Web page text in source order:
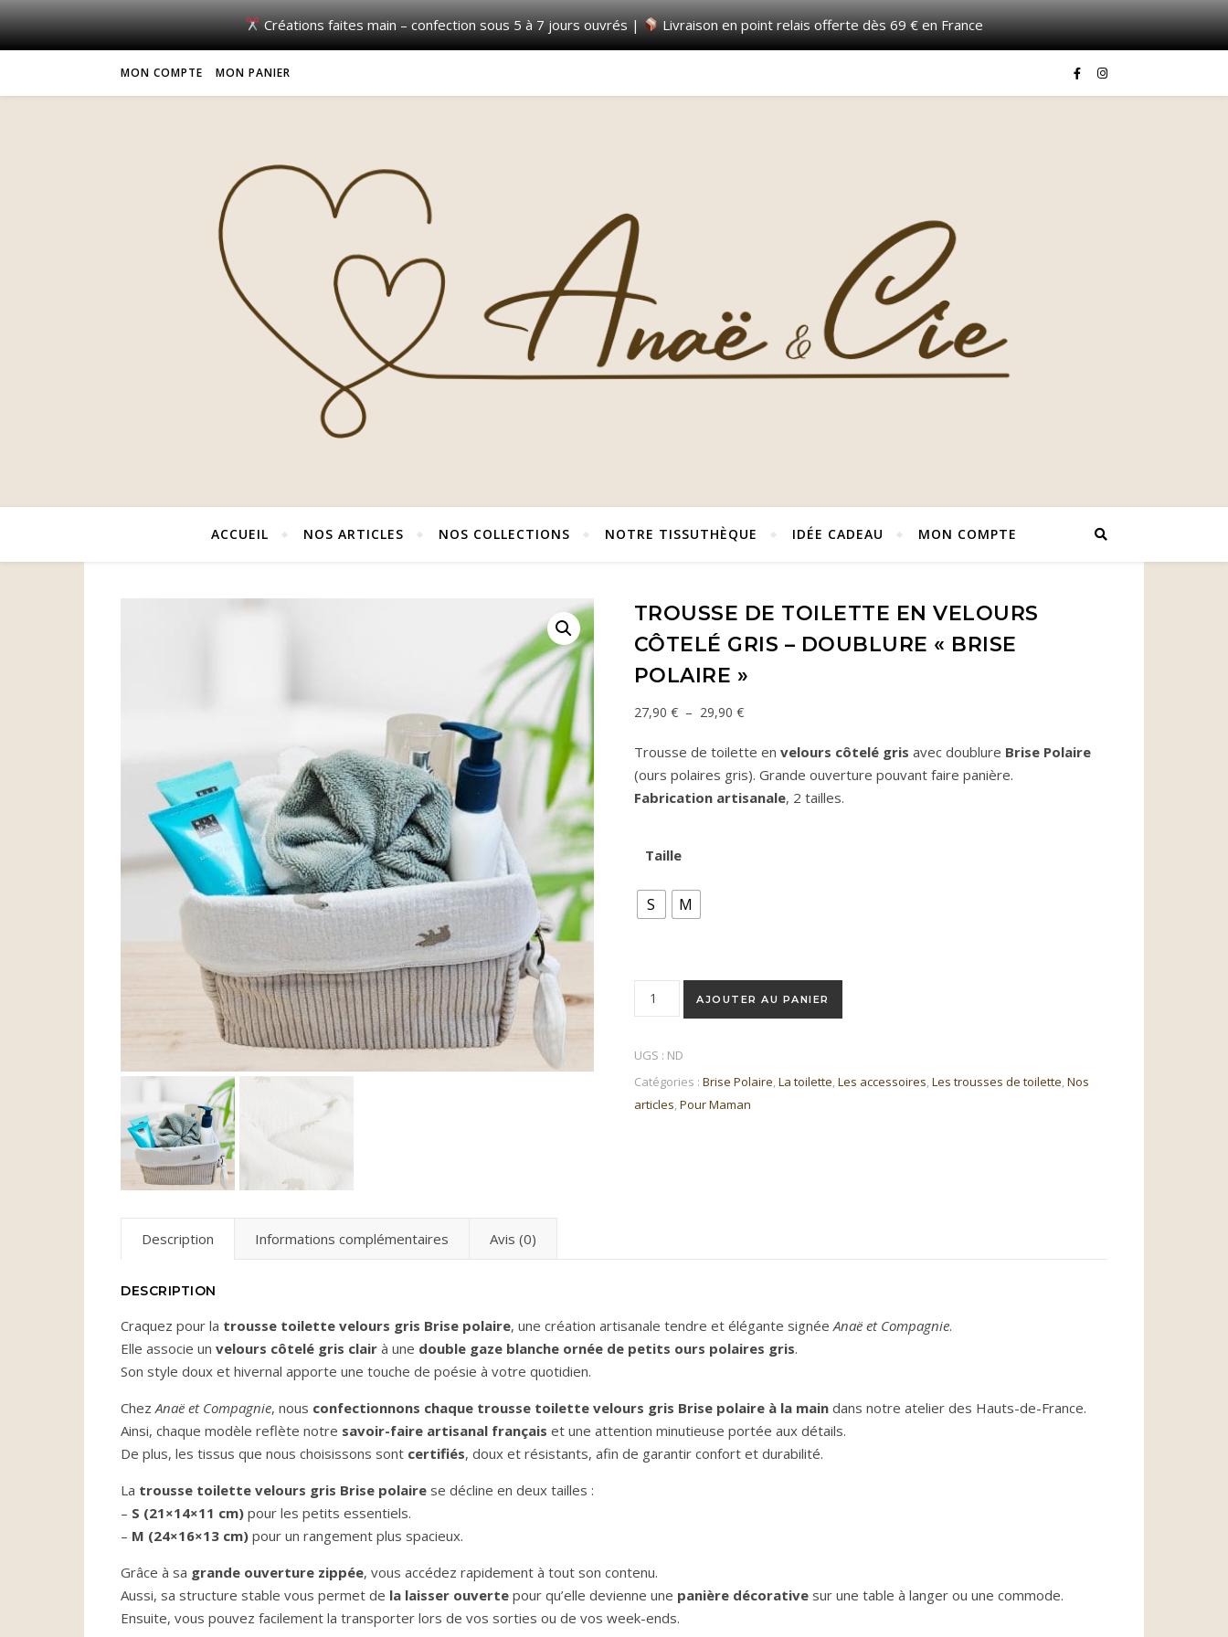
Créations faites main – confection sous 5 à 7 jours ouvrés | Livraison en point relais offerte dès 69 € en France
MON COMPTE MON PANIER
ACCUEIL NOS ARTICLES NOS COLLECTIONS NOTRE TISSUTHÈQUE IDÉE CADEAU MON COMPTE
TROUSSE DE TOILETTE EN VELOURS
CÔTELÉ GRIS – DOUBLURE « BRISE
POLAIRE »
27,90 € – 29,90 €Plage de prix : 27,90 € à 29,90 €
Trousse de toilette en velours côtelé gris avec doublure Brise Polaire
(ours polaires gris). Grande ouverture pouvant faire panière.
Fabrication artisanale, 2 tailles.
Taille
S M
quantité de Trousse de toilette en velours côtelé gris – Doublure « Brise Polaire »
AJOUTER AU PANIER
UGS : ND
Catégories : Brise Polaire,La toilette,Les accessoires,Les trousses de toilette,Nos
articles,Pour Maman
Description Informations complémentaires Avis (0)
DESCRIPTION
Craquez pour la trousse toilette velours gris Brise polaire, une création artisanale tendre et élégante signéeAnaë et Compagnie.
Elle associe un velours côtelé gris clair à une double gaze blanche ornée de petits ours polaires gris.
Son style doux et hivernal apporte une touche de poésie à votre quotidien.
ChezAnaë et Compagnie, nous confectionnons chaque trousse toilette velours gris Brise polaire à la main dans notre atelier des Hauts-de-France.
Ainsi, chaque modèle reflète notre savoir-faire artisanal français et une attention minutieuse portée aux détails.
De plus, les tissus que nous choisissons sont certifiés, doux et résistants, afin de garantir confort et durabilité.
La trousse toilette velours gris Brise polaire se décline en deux tailles :
– S (21×14×11 cm) pour les petits essentiels.
– M (24×16×13 cm) pour un rangement plus spacieux.
Grâce à sa grande ouverture zippée, vous accédez rapidement à tout son contenu.
Aussi, sa structure stable vous permet de la laisser ouverte pour qu’elle devienne une panière décorative sur une table à langer ou une commode.
Ensuite, vous pouvez facilement la transporter lors de vos sorties ou de vos week-ends.